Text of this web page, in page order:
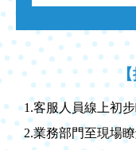
【
1.客服人員線上初
2.業務部門至現場